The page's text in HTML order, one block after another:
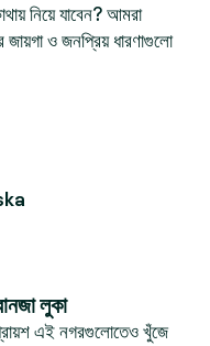
নিয়ে যাবেন? আমরা
জায়গা ও জনপ্রিয় ধারণাগুলো
লুকা
প্রায়শ এই নগরগুলোতেও খুঁজে